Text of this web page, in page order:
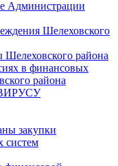
Администрации
Шелеховского
Шелеховского района
в финансовых
района
закупки
систем